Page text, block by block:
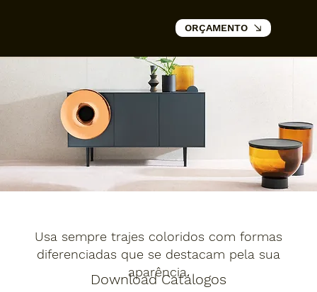
ORÇAMENTO
Usa sempre trajes coloridos com formas
diferenciadas que se destacam pela sua
aparência.
Download Catálogos